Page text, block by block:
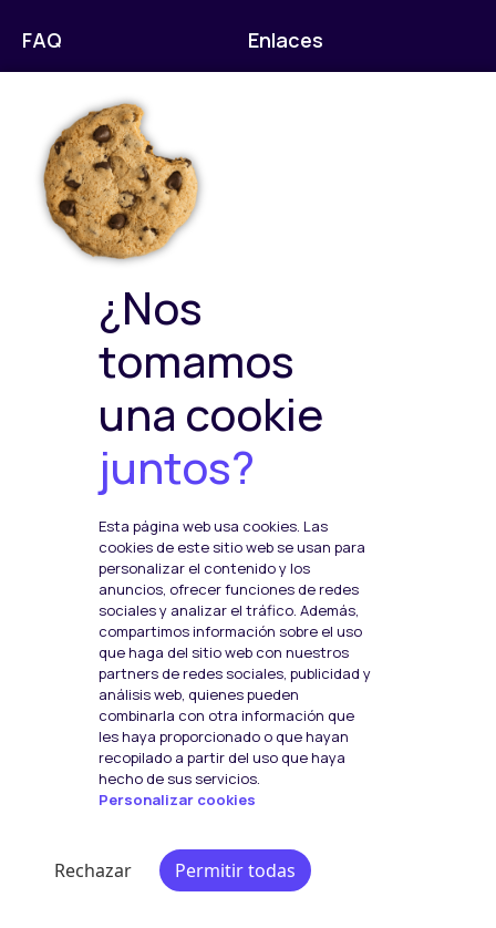
FAQ
Cuentas
Certificados
Problemas técnicos
Enlaces
Políticas
Política Privacidad
Política de Cookies
Política de ventas y
devoluciones
Política de Calidad y
Medioambiente
Política de Seguridad de la
Información
Plataformas de pago
Social Media
o
o
I
n
s
t
g
T
w
i
t
e
r
© 2022 Índice Online. Todos los derechos reservados.
¿Nos
tomamos
una cookie
juntos?
Esta página web usa cookies. Las
cookies de este sitio web se usan para
personalizar el contenido y los
anuncios, ofrecer funciones de redes
sociales y analizar el tráfico. Además,
compartimos información sobre el uso
que haga del sitio web con nuestros
partners de redes sociales, publicidad y
análisis web, quienes pueden
combinarla con otra información que
les haya proporcionado o que hayan
recopilado a partir del uso que haya
hecho de sus servicios.
Personalizar cookies
Rechazar Permitir todas